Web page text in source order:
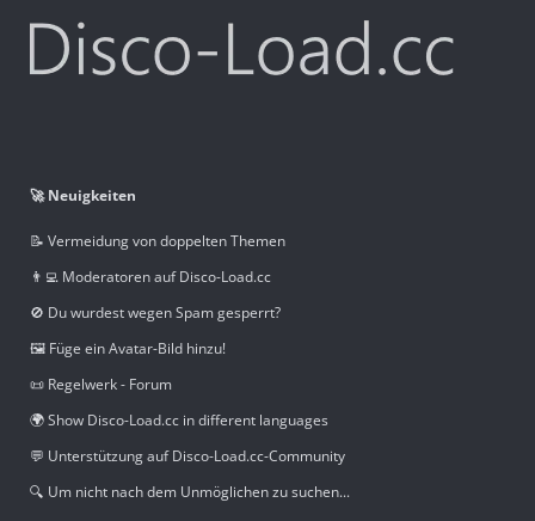
🚀 Neuigkeiten
📝 Vermeidung von doppelten Themen
👨‍💻 Moderatoren auf Disco-Load.cc
🚫 Du wurdest wegen Spam gesperrt?
🖼️ Füge ein Avatar-Bild hinzu!
📜 Regelwerk - Forum
🌍 Show Disco-Load.cc in different languages
💬 Unterstützung auf Disco-Load.cc-Community
🔍 Um nicht nach dem Unmöglichen zu suchen...